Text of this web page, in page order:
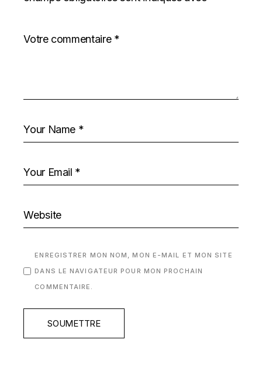
ENREGISTRER MON NOM, MON E-MAIL ET MON SITE
DANS LE NAVIGATEUR POUR MON PROCHAIN
COMMENTAIRE.
SOUMETTRE